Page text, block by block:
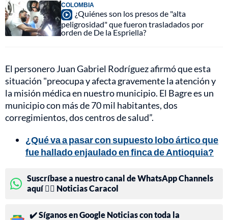
COLOMBIA
¿Quiénes son los presos de "alta
peligrosidad" que fueron trasladados por
orden de De la Espriella?
El personero Juan Gabriel Rodríguez afirmó que esta
situación "preocupa y afecta gravemente la atención y
la misión médica en nuestro municipio. El Bagre es un
municipio con más de 70 mil habitantes, dos
corregimientos, dos centros de salud”.
¿Qué va a pasar con supuesto lobo ártico que
fue hallado enjaulado en finca de Antioquia?
Suscríbase a nuestro canal de WhatsApp Channels
aquí 👉🏻 Noticias Caracol
✔️ Síganos en Google Noticias con toda la